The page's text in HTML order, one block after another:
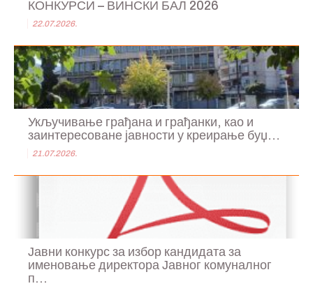
КОНКУРСИ – ВИНСКИ БАЛ 2026
22.07.2026.
Укључивање грађана и грађанки, као и
заинтересоване јавности у креирање буџ...
21.07.2026.
Јавни конкурс за избор кандидата за
именовање директора Јавног комуналног
п...